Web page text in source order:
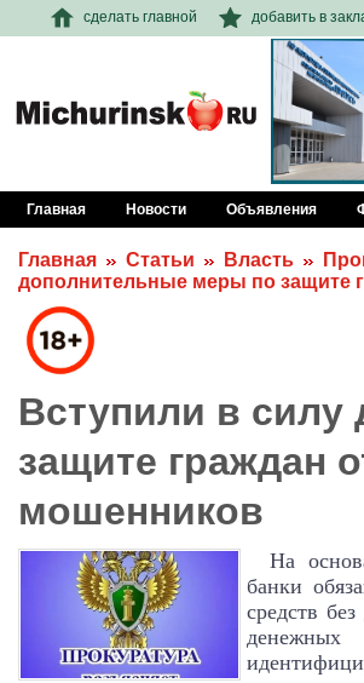
сделать главной добавить в
Главная Новости Объявления
Главная Статьи Власть
дополнительные меры по защите
Вступили в
защите граждан
мошенников
На
банки
средств